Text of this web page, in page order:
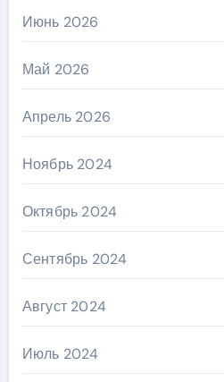
Июнь 2026
Май 2026
Апрель 2026
Ноябрь 2024
Октябрь 2024
Сентябрь 2024
Август 2024
Июль 2024